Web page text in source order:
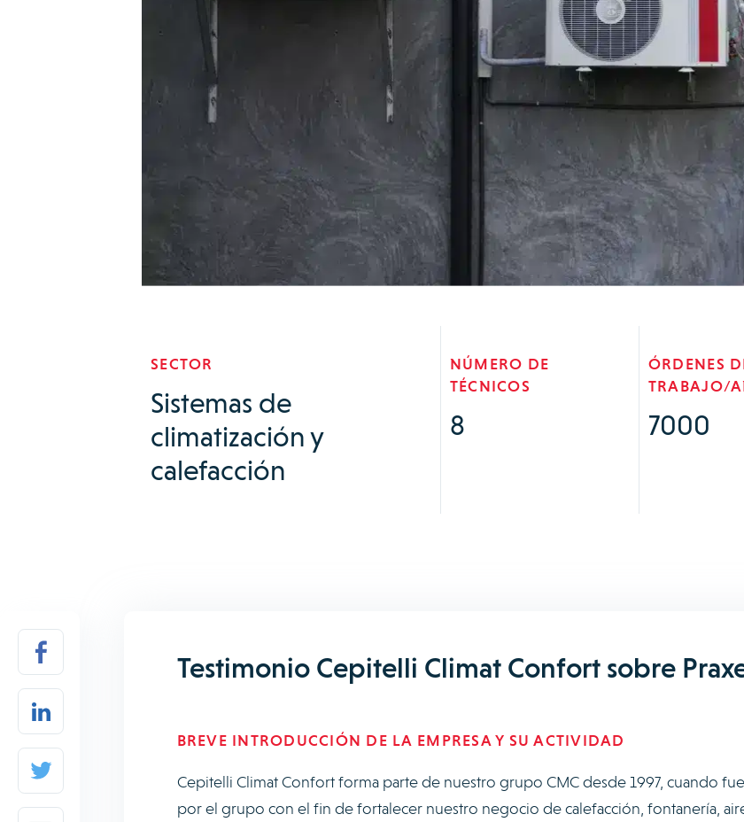
SECTOR
Sistemas de
climatización y
calefacción
NÚMERO DE
TÉCNICOS
8
ÓRDENES
TRABAJO/
7000
Testimonio Cepitelli Climat Confort sobre
BREVE INTRODUCCIÓN DE LA EMPRESA Y SU ACTIVIDAD
Cepitelli Climat Confort forma parte de nuestro grupo CMC desde 1997, cuando
por el grupo con el fin de fortalecer nuestro negocio de calefacción, fontanería,